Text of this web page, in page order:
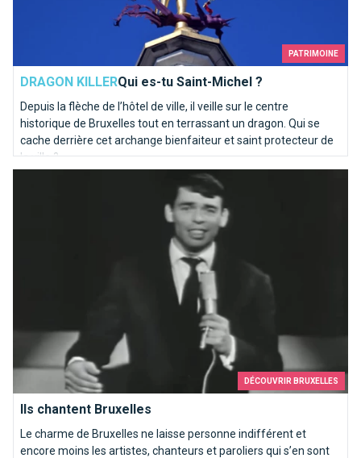
PATRIMOINE
DRAGON KILLERQui es-tu Saint-Michel ?
Depuis la flèche de l’hôtel de ville, il veille sur le centre
historique de Bruxelles tout en terrassant un dragon. Qui se
cache derrière cet archange bienfaiteur et saint protecteur de
la ville ?
DÉCOUVRIR BRUXELLES
Ils chantent Bruxelles
Le charme de Bruxelles ne laisse personne indifférent et
encore moins les artistes, chanteurs et paroliers qui s’en sont